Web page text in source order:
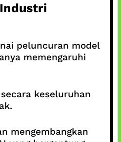
peluncuran model
memengaruhi
keseluruhan
mengembangkan